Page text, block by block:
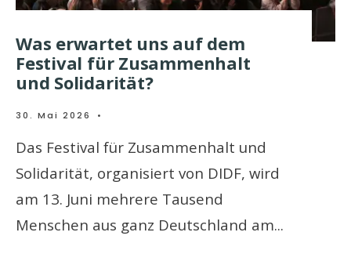
Was erwartet uns auf dem
Festival für Zusammenhalt
und Solidarität?
30. Mai 2026 •
Das Festival für Zusammenhalt und
Solidarität, organisiert von DIDF, wird
am 13. Juni mehrere Tausend
Menschen aus ganz Deutschland am...